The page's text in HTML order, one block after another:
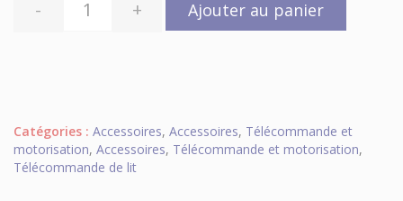
- + Ajouter au panier
Catégories : Accessoires, Accessoires, Télécommande et
motorisation, Accessoires, Télécommande et motorisation,
Télécommande de lit